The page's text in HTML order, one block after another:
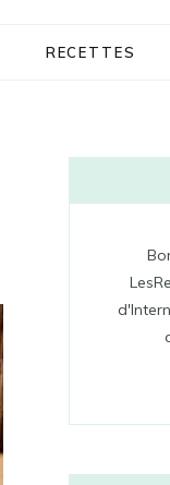
RECETTES